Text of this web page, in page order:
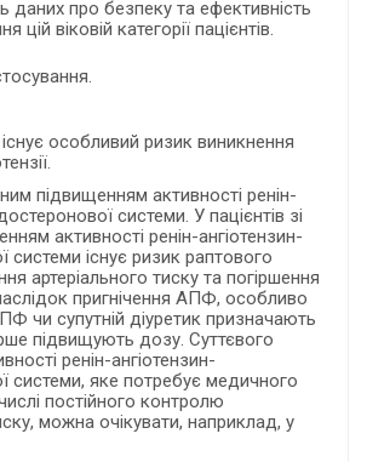
даних про безпеку та ефективність
цій віковій категорії пацієнтів.
особливий ризик виникнення
підвищенням активності ренін-
системи. У пацієнтів зі
активності ренін-ангіотензин-
системи існує ризик раптового
артеріального тиску та погіршення
пригнічення АПФ, особливо
чи супутній діуретик призначають
підвищують дозу. Суттєвого
ренін-ангіотензин-
системи, яке потребує медичного
постійного контролю
можна очікувати, наприклад, у